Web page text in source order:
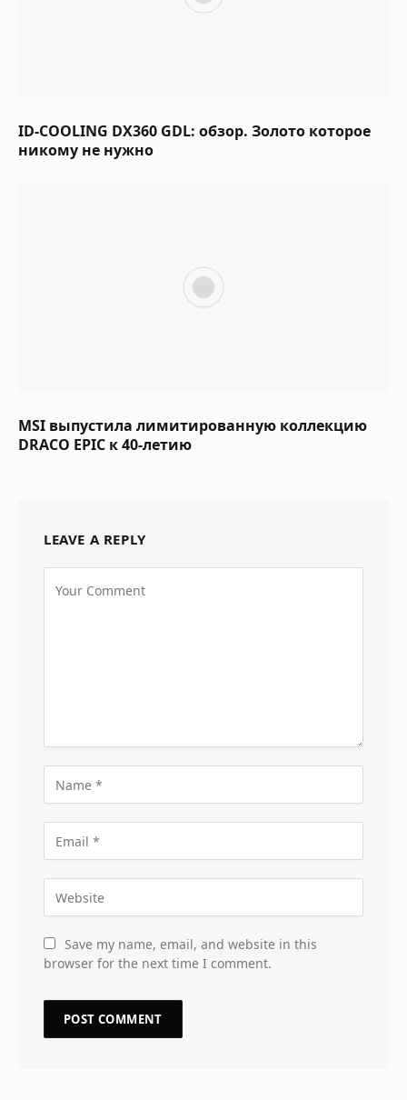
ID-COOLING DX360 GDL: обзор. Золото которое
никому не нужно
MSI выпустила лимитированную коллекцию
DRACO EPIC к 40-летию
LEAVE A REPLY
Save my name, email, and website in this
browser for the next time I comment.